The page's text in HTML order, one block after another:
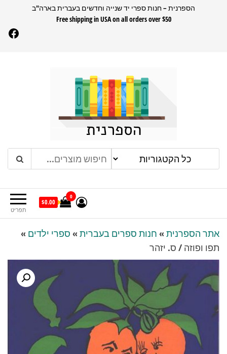
הספרנית – חנות ספרי יד שנייה וחדשים בעברית בארה"ב
Free shipping in USA on all orders over $50
הספרנית
תפריט
0
$0.00
אתר הספרנית » חנות ספרים בעברית » ספרי ילדים »
תפו ופוזה / ס. יזהר